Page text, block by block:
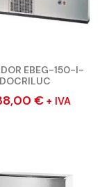
EBEG-150-I-
DOCRILUC
€ + IVA